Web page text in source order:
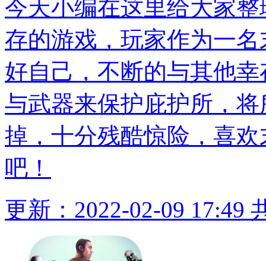
今天小编在这里给大家
存的游戏，玩家作为一
好自己，不断的与其他
与武器来保护庇护所，
掉，十分残酷惊险，喜
吧！
更新：2022-02-09 17:49